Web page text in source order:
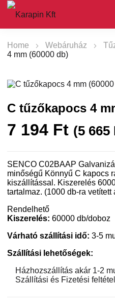
Home Webáruház
4 mm (60000 db)
C tűzőkapocs 4
7 194 Ft (5 665
SENCO C02BAAP
minőségű Könnyű C kapocs
kiszállítással. Kiszerelés
tartalmaz. (1000 db-ra vetített
Rendelhető
Kiszerelés: 60000 db/doboz
Várható szállítási idő: 3-5
Szállítási lehetőségek:
Házhozszállítás akár 1-2
Szállítási és Fizetési